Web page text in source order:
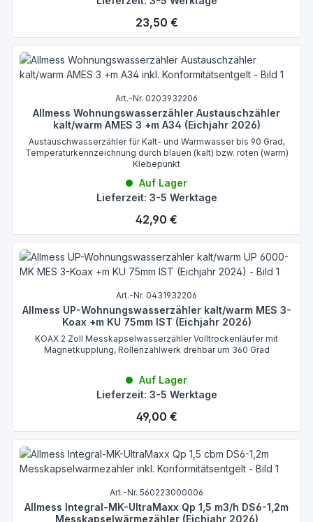
Regulärer Preis:
23,50 €
Art.-Nr. 0203932206
Allmess Wohnungswasserzähler Austauschzähler
kalt/warm AMES 3 +m A34 (Eichjahr 2026)
Austauschwasserzähler für Kalt- und Warmwasser bis 90 Grad,
Temperaturkennzeichnung durch blauen (kalt) bzw. roten (warm)
Klebepunkt
Auf Lager
Lieferzeit: 3-5 Werktage
Regulärer Preis:
42,90 €
Art.-Nr. 0431932206
Allmess UP-Wohnungswasserzähler kalt/warm MES 3-
Koax +m KU 75mm IST (Eichjahr 2026)
KOAX 2 Zoll Messkapselwasserzähler Volltrockenläufer mit
Magnetkupplung, Rollenzählwerk drehbar um 360 Grad
Auf Lager
Lieferzeit: 3-5 Werktage
Regulärer Preis:
49,00 €
Art.-Nr. 560223000006
Allmess Integral-MK-UltraMaxx Qp 1,5 m3/h DS6-1,2m
Messkapselwärmezähler (Eichjahr 2026)